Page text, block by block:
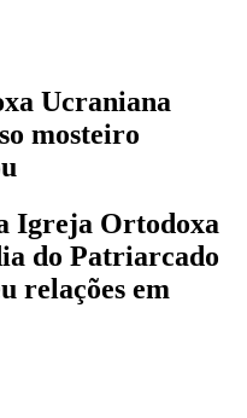
Ucraniana
mosteiro
Igreja Ortodoxa
do Patriarcado
relações em